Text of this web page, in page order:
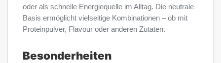
oder als schnelle Energiequelle im Alltag. Die neutrale
Basis ermöglicht vielseitige Kombinationen – ob mit
Proteinpulver, Flavour oder anderen Zutaten.
Besonderheiten